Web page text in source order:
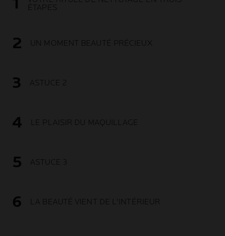
ÉTAPES
UN MOMENT BEAUTÉ PRÉCIEUX
ASTUCE 2
LE PLAISIR DU MAQUILLAGE
ASTUCE 3
LA BEAUTÉ VIENT DE L'INTÉRIEUR